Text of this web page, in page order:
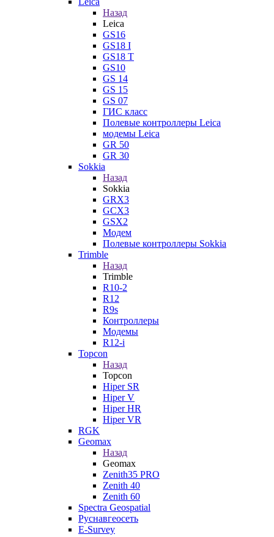
Назад
Leica
GS16
GS18 I
GS18 T
GS10
GS 14
GS 15
GS 07
ГИС класс
Полевые контроллеры Leica
модемы Leica
GR 50
GR 30
Sokkia
Назад
Sokkia
GRX3
GCX3
GSX2
Модем
Полевые контроллеры Sokkia
Trimble
Назад
Trimble
R10-2
R12
R9s
Контроллеры
Модемы
R12-i
Topcon
Назад
Topcon
Hiper SR
Hiper V
Hiper HR
Hiper VR
RGK
Geomax
Назад
Geomax
Zenith35 PRO
Zenith 40
Zenith 60
Spectra Geospatial
Руснавгеосеть
E-Survey